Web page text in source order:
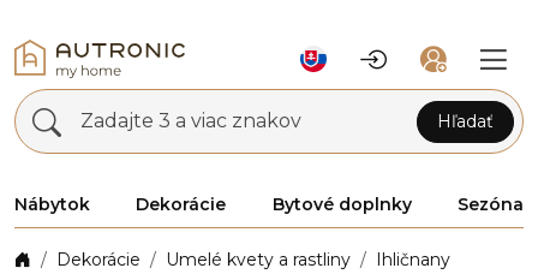
Zadajte 3 a viac znakov Hľadať
Nábytok Dekorácie Bytové doplnky Sezóna
Dekorácie Umelé kvety a rastliny Ihličnany